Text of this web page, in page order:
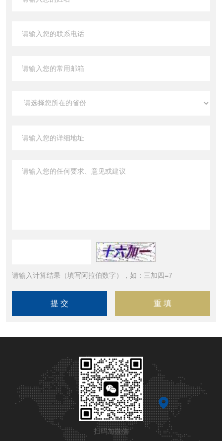
请输入计算结果（填写阿拉伯数字），如：三加四=7
扫码加微信